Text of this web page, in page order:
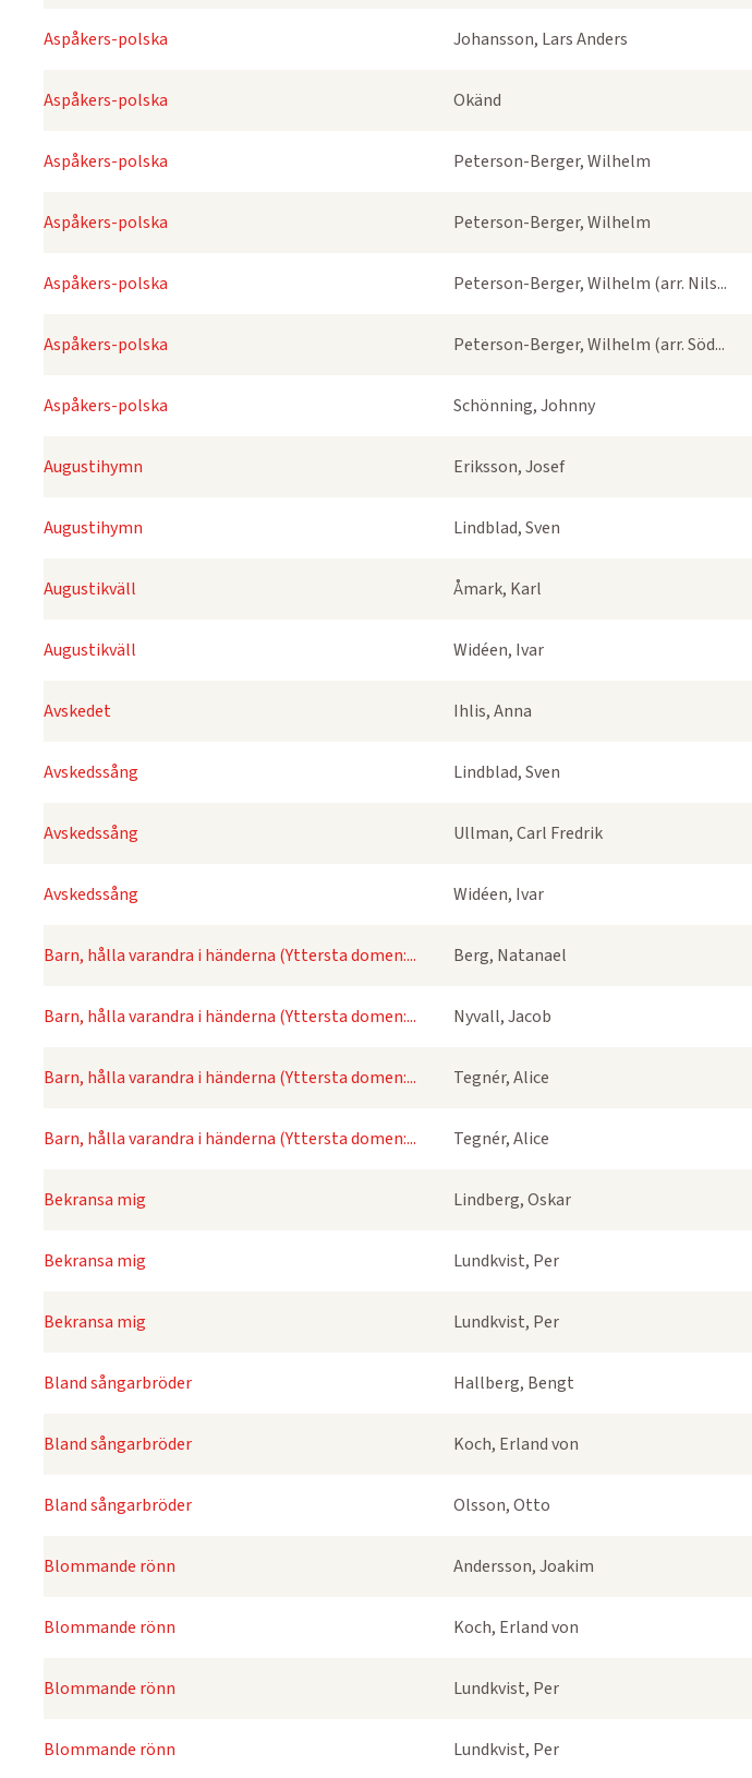
Aspåkers-polska Johansson, Lars Anders
Aspåkers-polska Okänd
Aspåkers-polska Peterson-Berger, Wilhelm
Aspåkers-polska Peterson-Berger, Wilhelm
Aspåkers-polska Peterson-Berger, Wilhelm (arr. Nils...
Aspåkers-polska Peterson-Berger, Wilhelm (arr. Söd...
Aspåkers-polska Schönning, Johnny
Augustihymn Eriksson, Josef
Augustihymn Lindblad, Sven
Augustikväll Åmark, Karl
Augustikväll Widéen, Ivar
Avskedet Ihlis, Anna
Avskedssång Lindblad, Sven
Avskedssång Ullman, Carl Fredrik
Avskedssång Widéen, Ivar
Barn, hålla varandra i händerna (Yttersta domen:... Berg, Natanael
Barn, hålla varandra i händerna (Yttersta domen:... Nyvall, Jacob
Barn, hålla varandra i händerna (Yttersta domen:... Tegnér, Alice
Barn, hålla varandra i händerna (Yttersta domen:... Tegnér, Alice
Bekransa mig Lindberg, Oskar
Bekransa mig Lundkvist, Per
Bekransa mig Lundkvist, Per
Bland sångarbröder Hallberg, Bengt
Bland sångarbröder Koch, Erland von
Bland sångarbröder Olsson, Otto
Blommande rönn Andersson, Joakim
Blommande rönn Koch, Erland von
Blommande rönn Lundkvist, Per
Blommande rönn Lundkvist, Per